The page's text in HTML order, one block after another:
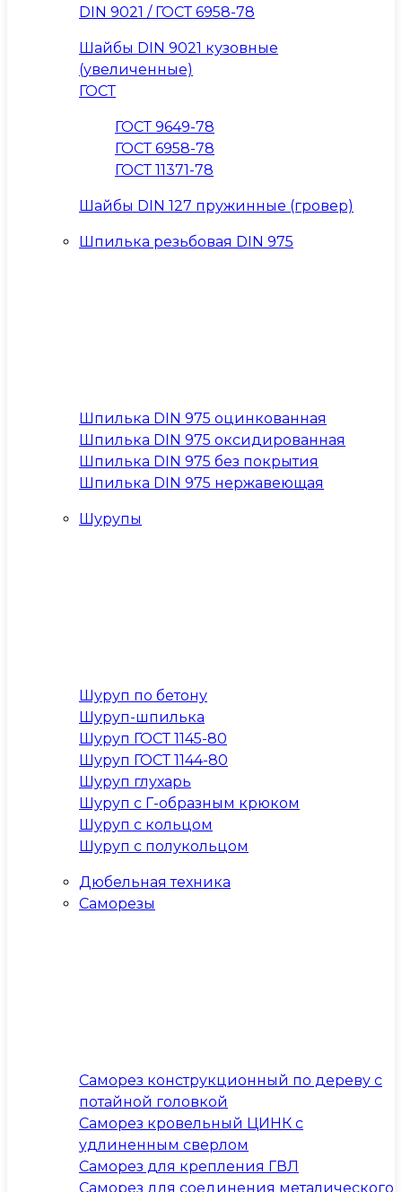
DIN 9021 / ГОСТ 6958-78
Шайбы DIN 9021 кузовные
(увеличенные)
ГОСТ
ГОСТ 9649-78
ГОСТ 6958-78
ГОСТ 11371-78
Шайбы DIN 127 пружинные (гровер)
Шпилька резьбовая DIN 975
Шпилька DIN 975 оцинкованная
Шпилька DIN 975 оксидированная
Шпилька DIN 975 без покрытия
Шпилька DIN 975 нержавеющая
Шурупы
Шуруп по бетону
Шуруп-шпилька
Шуруп ГОСТ 1145-80
Шуруп ГОСТ 1144-80
Шуруп глухарь
Шуруп с Г-образным крюком
Шуруп с кольцом
Шуруп с полукольцом
Дюбельная техника
Саморезы
Саморез конструкционный по дереву с
потайной головкой
Саморез кровельный ЦИНК с
удлиненным сверлом
Саморез для крепления ГВЛ
Саморез для соединения металического